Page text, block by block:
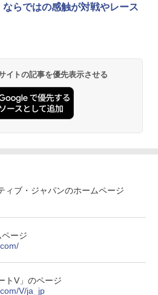
らではの感触が対戦やレース
イトの記事を優先表示させる
ィブ・ジャパンのホームページ
ージ
トV」のページ
V/ja_jp